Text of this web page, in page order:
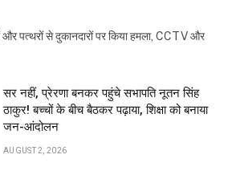
और पत्थरों से दुकानदारों पर किया हमला, CCTV और
सर नहीं, प्रेरणा बनकर पहुंचे सभापति नूतन सिंह
ठाकुर! बच्चों के बीच बैठकर पढ़ाया, शिक्षा को बनाया
जन-आंदोलन
AUGUST 2, 2026